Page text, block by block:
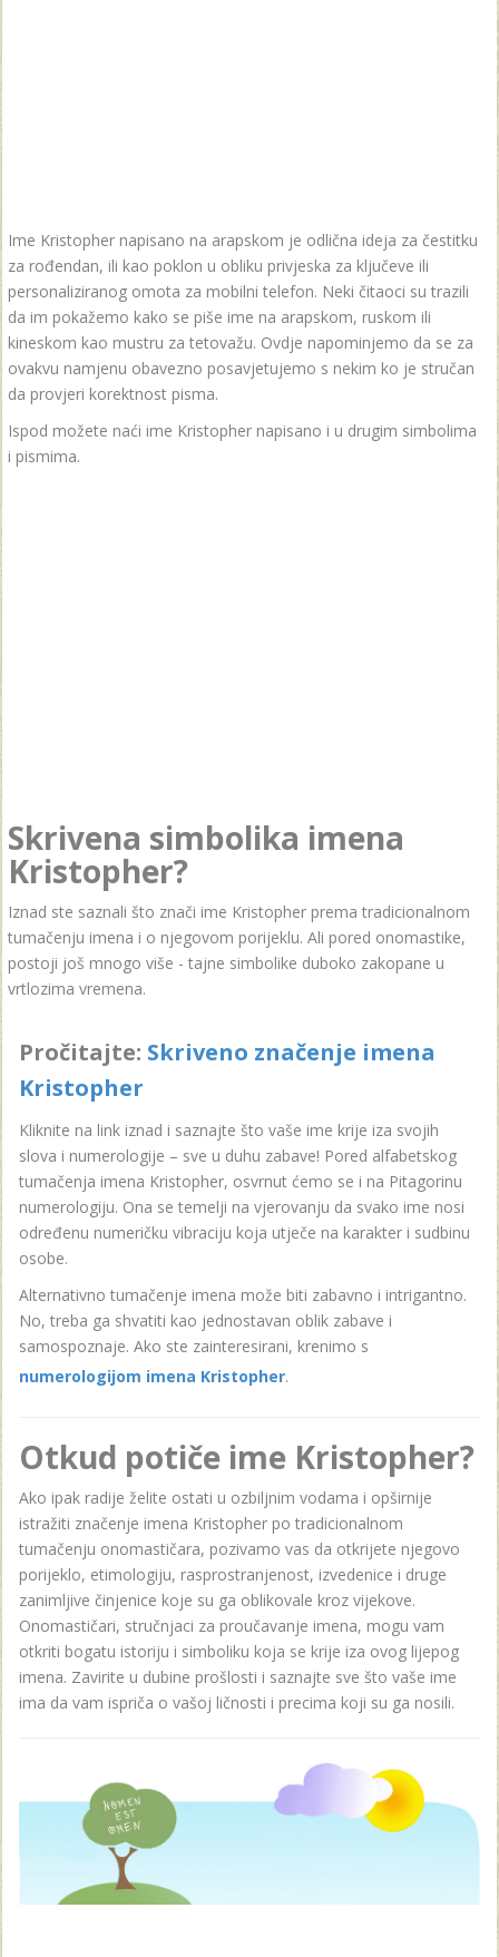
Ime Kristopher napisano na arapskom je odlična ideja za čestitku
za rođendan, ili kao poklon u obliku privjeska za ključeve ili
personaliziranog omota za mobilni telefon. Neki čitaoci su trazili
da im pokažemo kako se piše ime na arapskom, ruskom ili
kineskom kao mustru za tetovažu. Ovdje napominjemo da se za
ovakvu namjenu obavezno posavjetujemo s nekim ko je stručan
da provjeri korektnost pisma.
Ispod možete naći ime Kristopher napisano i u drugim simbolima
i pismima.
Skrivena simbolika imena
Kristopher?
Iznad ste saznali što znači ime Kristopher prema tradicionalnom
tumačenju imena i o njegovom porijeklu. Ali pored onomastike,
postoji još mnogo više - tajne simbolike duboko zakopane u
vrtlozima vremena.
Pročitajte: Skriveno značenje imena
Kristopher
Kliknite na link iznad i saznajte što vaše ime krije iza svojih
slova i numerologije – sve u duhu zabave! Pored alfabetskog
tumačenja imena Kristopher, osvrnut ćemo se i na Pitagorinu
numerologiju. Ona se temelji na vjerovanju da svako ime nosi
određenu numeričku vibraciju koja utječe na karakter i sudbinu
osobe.
Alternativno tumačenje imena može biti zabavno i intrigantno.
No, treba ga shvatiti kao jednostavan oblik zabave i
samospoznaje. Ako ste zainteresirani, krenimo s
numerologijom imena Kristopher.
Otkud potiče ime Kristopher?
Ako ipak radije želite ostati u ozbiljnim vodama i opširnije
istražiti značenje imena Kristopher po tradicionalnom
tumačenju onomastičara, pozivamo vas da otkrijete njegovo
porijeklo, etimologiju, rasprostranjenost, izvedenice i druge
zanimljive činjenice koje su ga oblikovale kroz vijekove.
Onomastičari, stručnjaci za proučavanje imena, mogu vam
otkriti bogatu istoriju i simboliku koja se krije iza ovog lijepog
imena. Zavirite u dubine prošlosti i saznajte sve što vaše ime
ima da vam ispriča o vašoj ličnosti i precima koji su ga nosili.